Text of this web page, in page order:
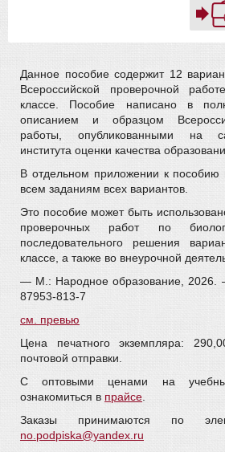
Данное пособие содержит 12
Всероссийской проверочной
классе. Пособие написано в
описанием и образцом
работы, опубликованными на
института оценки качества
В отдельном приложении к пособию
всем заданиям всех вариантов.
Это пособие может быть
проверочных работ по
последовательного решения
классе, а также во внеурочной
— М.: Народное образование, 2026.
87953-813-7
см. превью
Цена печатного экземпляра:
почтовой отправки.
С оптовыми ценами на
ознакомиться в прайсе
Заказы принимаются по
no.podpiska@yandex.ru